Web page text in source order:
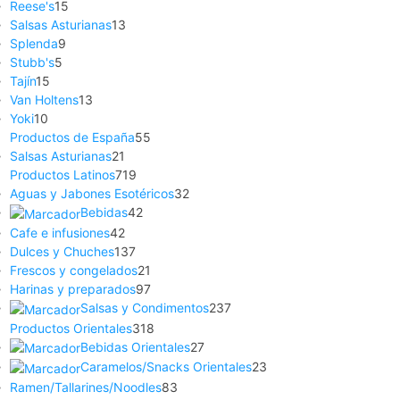
Reese's15
Salsas Asturianas13
Splenda9
Stubb's5
Tajín15
Van Holtens13
Yoki10
Productos de España55
Salsas Asturianas21
Productos Latinos719
Aguas y Jabones Esotéricos32
Bebidas42
Cafe e infusiones42
Dulces y Chuches137
Frescos y congelados21
Harinas y preparados97
Salsas y Condimentos237
Productos Orientales318
Bebidas Orientales27
Caramelos/Snacks Orientales23
Ramen/Tallarines/Noodles83